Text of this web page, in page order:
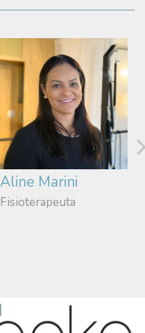
Aline Marini
Fisioterapeuta